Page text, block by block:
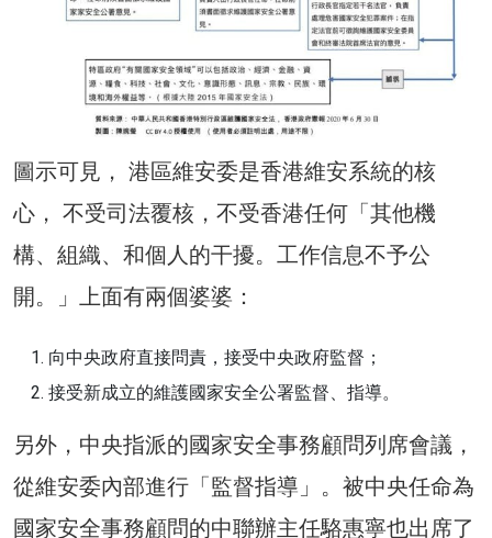
圖示可見， 港區維安委是香港維安系統的核
心， 不受司法覆核，不受香港任何「其他機
構、組織、和個人的干擾。工作信息不予公
開。」上面有兩個婆婆：
向中央政府直接問責，接受中央政府監督；
接受新成立的維護國家安全公署監督、指導。
另外，中央指派的國家安全事務顧問列席會議，
從維安委內部進行「監督指導」。被中央任命為
國家安全事務顧問的中聯辦主任駱惠寧也出席了